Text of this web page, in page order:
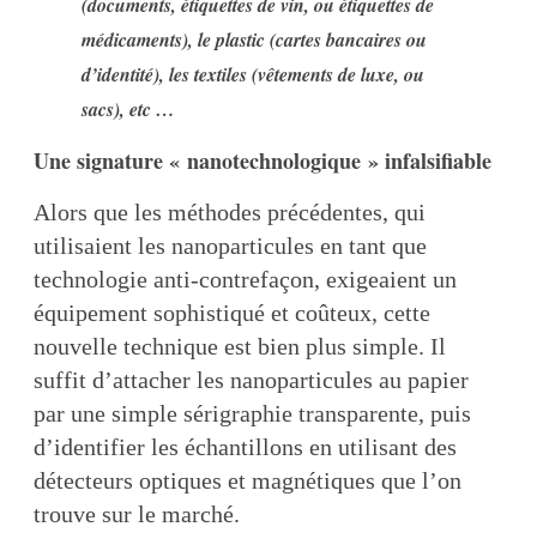
médicaments), le plastic (cartes bancaires ou
d’identité), les textiles (vêtements de luxe, ou
sacs), etc …
Une signature « nanotechnologique » infalsifiable
Alors que les méthodes précédentes, qui
utilisaient les nanoparticules en tant que
technologie anti-contrefaçon, exigeaient un
équipement sophistiqué et coûteux, cette
nouvelle technique est bien plus simple. Il
suffit d’attacher les nanoparticules au papier
par une simple sérigraphie transparente, puis
d’identifier les échantillons en utilisant des
détecteurs optiques et magnétiques que l’on
trouve sur le marché.